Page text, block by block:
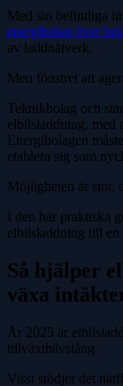
Med sin befintliga
energibolag över
av laddnätverk.
Men fönstret att
Teknikbolag och
elbilsladdning, med
Energibolagen
etablera sig som
Möjligheten är stor,
I den här praktiska
elbilsladdning till en
Så hjälper
växa
År 2025 är
tillväxthävstång.
Visst stödjer det